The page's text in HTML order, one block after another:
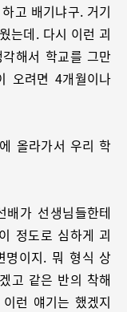
고 배기냐구. 거기
는데. 다시 이런 괴
해서 학교를 그만
오려면 4개월이나
올라가서 우리 학
가 선생님들한테
정도로 심하게 괴
명이지. 뭐 형식 상
고 같은 반의 착해
런 얘기는 했겠지